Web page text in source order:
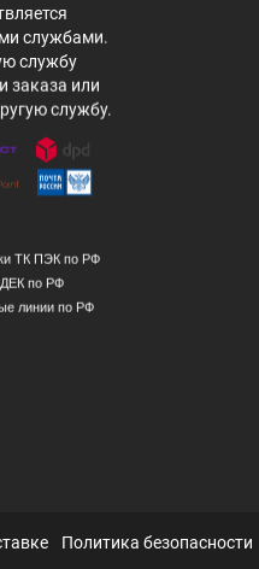
службами.
службу
заказа или
службу.
ТК ПЭК по РФ
по РФ
линии по РФ
Политика безопасности